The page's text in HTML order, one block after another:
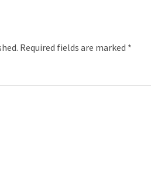
Required fields are marked *